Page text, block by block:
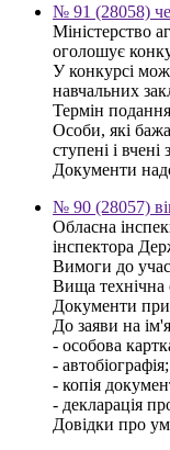
№ 91 (28058)
Міністерство
оголошує
У конкурсі
навчальних
Термін
Особи, які
ступені і
Документи
№ 90 (28057)
Обласна
інспектора
Вимоги до
Вища технічна
Документи
До заяви на
- особова
- автобіографія;
- копія
- декларація
Довідки про